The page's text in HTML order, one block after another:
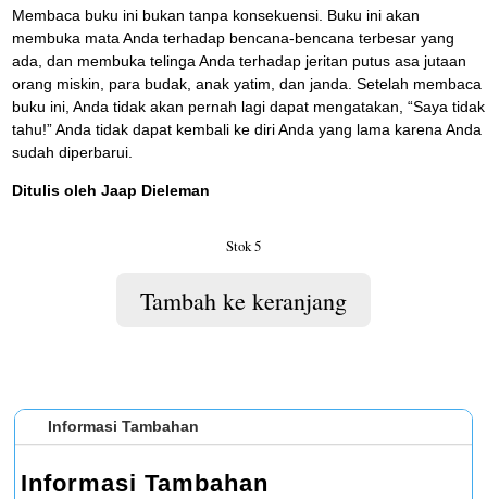
Membaca buku ini bukan tanpa konsekuensi. Buku ini akan
membuka mata Anda terhadap bencana-bencana terbesar yang
ada, dan membuka telinga Anda terhadap jeritan putus asa jutaan
orang miskin, para budak, anak yatim, dan janda. Setelah membaca
buku ini, Anda tidak akan pernah lagi dapat mengatakan, “Saya tidak
tahu!” Anda tidak dapat kembali ke diri Anda yang lama karena Anda
sudah diperbarui.
Ditulis oleh Jaap Dieleman
Stok 5
Tambah ke keranjang
Informasi Tambahan
Informasi Tambahan